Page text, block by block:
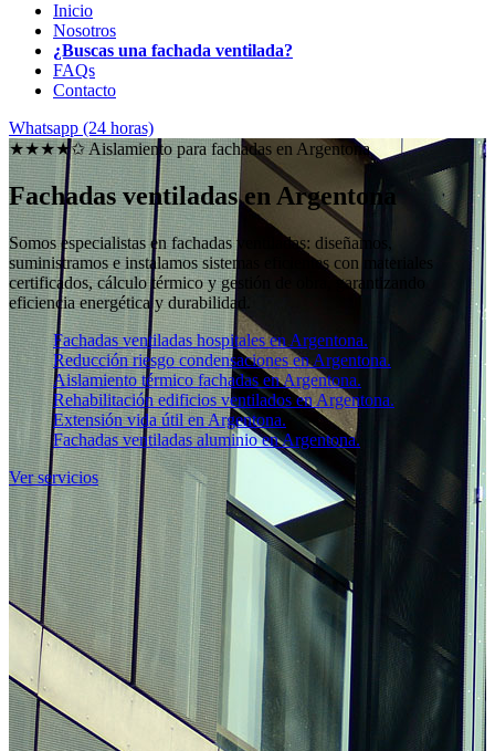
Inicio
Nosotros
¿Buscas una fachada ventilada?
FAQs
Contacto
Whatsapp (24 horas)
★★★★✩ Aislamiento para fachadas en Argentona
Fachadas ventiladas en Argentona
Somos especialistas en fachadas ventiladas: diseñamos,
suministramos e instalamos sistemas eficientes con materiales
certificados, cálculo térmico y gestión de obra, garantizando
eficiencia energética y durabilidad.
Fachadas ventiladas hospitales en Argentona.
Reducción riesgo condensaciones en Argentona.
Aislamiento térmico fachadas en Argentona.
Rehabilitación edificios ventilados en Argentona.
Extensión vida útil en Argentona.
Fachadas ventiladas aluminio en Argentona.
Ver servicios